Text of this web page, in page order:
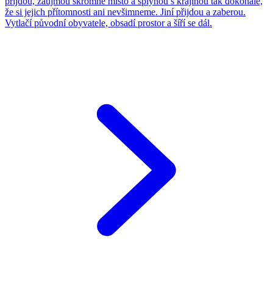
že si jejich přítomnosti ani nevšimneme. Jiní přijdou a zaberou.
Vytlačí původní obyvatele, obsadí prostor a šíří se dál.